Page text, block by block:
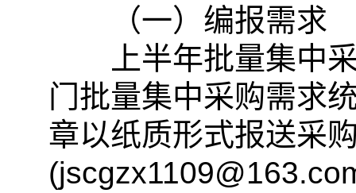
（一）编报需求
上半年批量集中采
门批量集中采购需求
章以纸质形式报送采